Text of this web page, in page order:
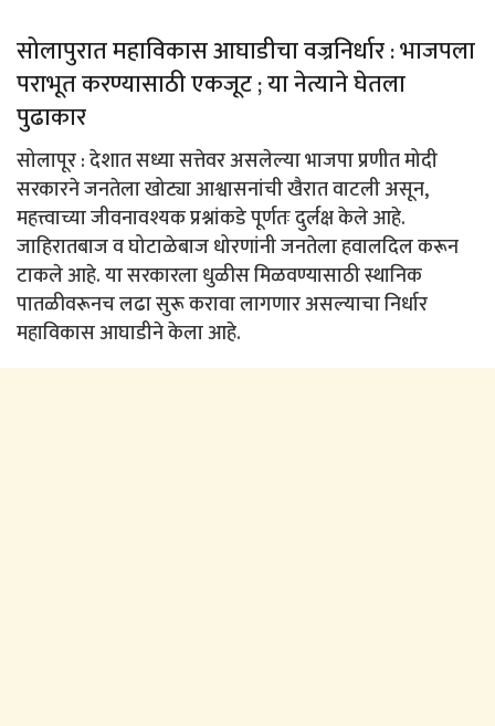
सोलापुरात महाविकास आघाडीचा वज्रनिर्धार : भाजपला
पराभूत करण्यासाठी एकजूट ; या नेत्याने घेतला
पुढाकार
सोलापूर : देशात सध्या सत्तेवर असलेल्या भाजपा प्रणीत मोदी
सरकारने जनतेला खोट्या आश्वासनांची खैरात वाटली असून,
महत्त्वाच्या जीवनावश्यक प्रश्नांकडे पूर्णतः दुर्लक्ष केले आहे.
जाहिरातबाज व घोटाळेबाज धोरणांनी जनतेला हवालदिल करून
टाकले आहे. या सरकारला धुळीस मिळवण्यासाठी स्थानिक
पातळीवरूनच लढा सुरू करावा लागणार असल्याचा निर्धार
महाविकास आघाडीने केला आहे.